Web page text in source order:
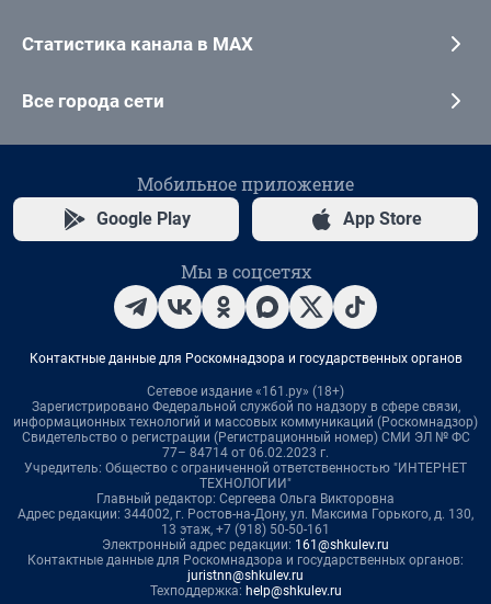
Статистика канала в MAX
Все города сети
Мобильное приложение
Google Play App Store
Мы в соцсетях
Контактные данные для Роскомнадзора и государственных органов
Сетевое издание «161.ру» (18+)
Зарегистрировано Федеральной службой по надзору в сфере связи,
информационных технологий и массовых коммуникаций (Роскомнадзор)
Свидетельство о регистрации (Регистрационный номер) СМИ ЭЛ № ФС
77– 84714 от 06.02.2023 г.
Учредитель: Общество с ограниченной ответственностью "ИНТЕРНЕТ
ТЕХНОЛОГИИ"
Главный редактор: Сергеева Ольга Викторовна
Адрес редакции: 344002, г. Ростов-на-Дону, ул. Максима Горького, д. 130,
13 этаж, +7 (918) 50-50-161
Электронный адрес редакции: 161@shkulev.ru
Контактные данные для Роскомнадзора и государственных органов:
juristnn@shkulev.ru
Техподдержка: help@shkulev.ru